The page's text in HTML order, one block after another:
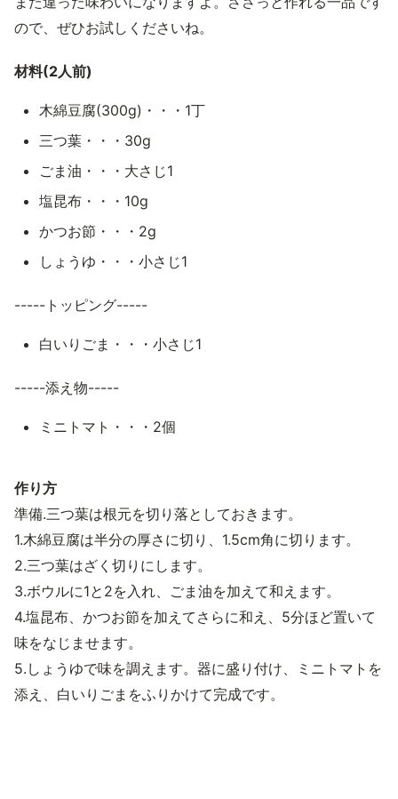
ので、ぜひお試しくださいね。
材料(2人前)
木綿豆腐(300g)・・・1丁
三つ葉・・・30g
ごま油・・・大さじ1
塩昆布・・・10g
かつお節・・・2g
しょうゆ・・・小さじ1
-----トッピング-----
白いりごま・・・小さじ1
-----添え物-----
ミニトマト・・・2個
作り方
準備.三つ葉は根元を切り落としておきます。
1.木綿豆腐は半分の厚さに切り、1.5cm角に切ります。
2.三つ葉はざく切りにします。
3.ボウルに1と2を入れ、ごま油を加えて和えます。
4.塩昆布、かつお節を加えてさらに和え、5分ほど置いて
味をなじませます。
5.しょうゆで味を調えます。器に盛り付け、ミニトマトを
添え、白いりごまをふりかけて完成です。